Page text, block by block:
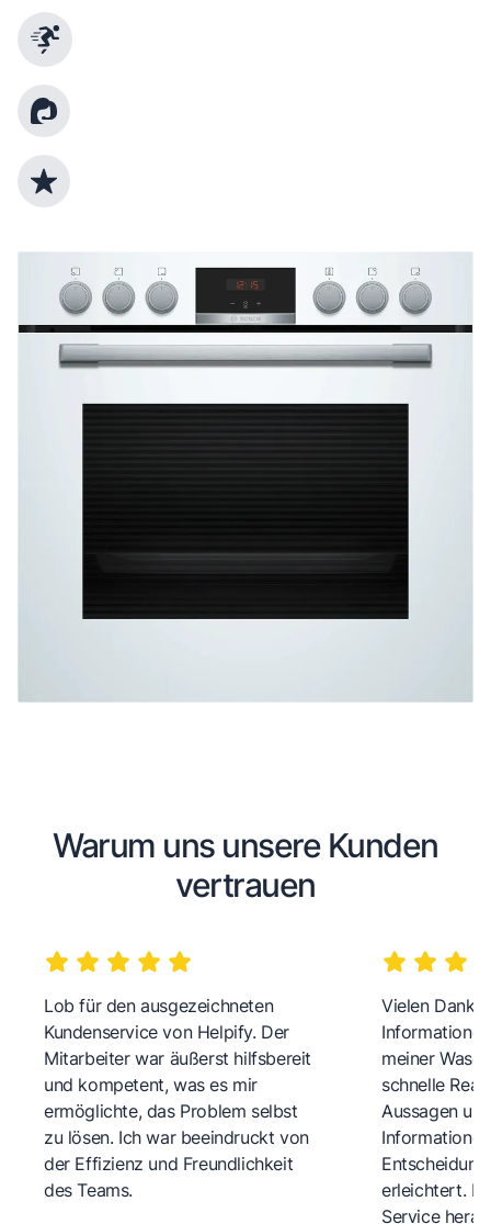
Warum uns unsere Kunden
vertrauen
Lob für den ausgezeichneten
Kundenservice von Helpify. Der
Mitarbeiter war äußerst hilfsbereit
und kompetent, was es mir
ermöglichte, das Problem selbst
zu lösen. Ich war beeindruckt von
der Effizienz und Freundlichkeit
des Teams.
Vielen Dank
meiner
schnelle
Aussagen
erleichtert.
Service